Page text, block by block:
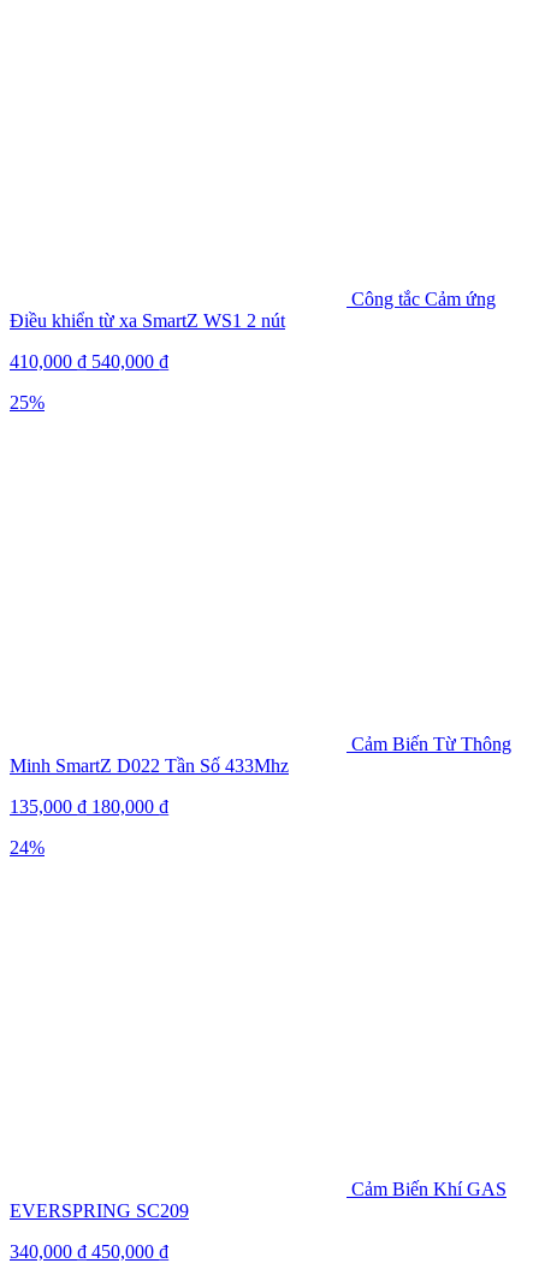
Công tắc Cảm ứng
Điều khiển từ xa SmartZ WS1 2 nút
410,000 ₫ 540,000 ₫
25%
Cảm Biến Từ Thông
Minh SmartZ D022 Tần Số 433Mhz
135,000 ₫ 180,000 ₫
24%
Cảm Biến Khí GAS
EVERSPRING SC209
340,000 ₫ 450,000 ₫